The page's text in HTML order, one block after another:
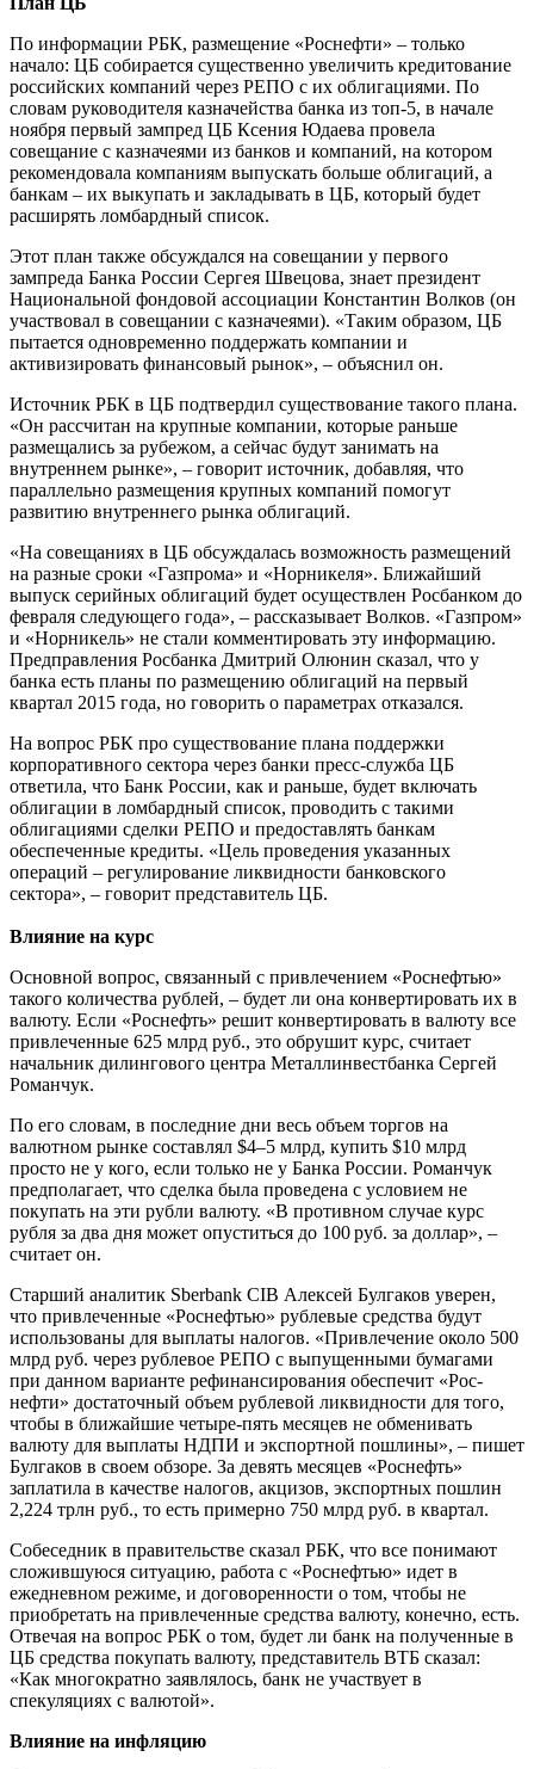
По информации РБК, размещение «Рос­нефти» – только
начало: ЦБ собирается существенно увеличить кредитование
российских компаний через РЕПО с их облигациями. По
словам руководителя казначейства банка из топ-5, в начале
ноября первый зампред ЦБ Ксения Юдаева провела
совещание с казначеями из банков и компаний, на котором
рекомендовала компаниям выпускать больше облигаций, а
банкам – их выкупать и закладывать в ЦБ, который будет
расширять ломбардный список.
Этот план также обсуждался на совещании у первого
зампреда Банка России Сергея Швецова, знает президент
Национальной фондовой ассоциации Константин Волков (он
участвовал в совещании с казначеями). «Таким образом, ЦБ
пытается одновременно поддержать компании и
активизировать финансовый рынок», – объяснил он.
Источник РБК в ЦБ подтвердил существование такого плана.
«Он рассчитан на крупные компании, которые раньше
размещались за рубежом, а сейчас будут занимать на
внутреннем рынке», – говорит источник, добавляя, что
параллельно размещения крупных компаний помогут
развитию внутреннего рынка облигаций.
«На совещаниях в ЦБ обсуждалась возможность размещений
на разные сроки «Газпрома» и «Норникеля». Ближайший
выпуск серийных облигаций будет осуществлен Росбанком до
февраля следующего года», – рассказывает Волков. «Газпром»
и «Норникель» не стали комментировать эту информацию.
Предправления Росбанка Дмитрий Олюнин сказал, что у
банка есть планы по размещению облигаций на первый
квартал 2015 года, но говорить о параметрах отказался.
На вопрос РБК про существование плана поддержки
корпоративного сектора через банки пресс-служба ЦБ
ответила, что Банк России, как и раньше, будет включать
облигации в ломбардный список, проводить с такими
облигациями сделки РЕПО и предоставлять банкам
обеспеченные кредиты. «Цель проведения указанных
операций – регулирование ликвидности банковского
сектора», – говорит представитель ЦБ.
Влияние на курс
Основной вопрос, связанный с привлечением «Роснефтью»
такого количества рублей, – будет ли она конвертировать их в
валюту. Если «Роснефть» решит конвертировать в валюту все
привлеченные 625 млрд руб., это обрушит курс, считает
начальник дилингового центра Металлинвестбанка Сергей
Романчук.
По его словам, в последние дни весь объем торгов на
валютном рынке составлял $4–5 млрд, купить $10 млрд
просто не у кого, если только не у Банка России. Романчук
предполагает, что сделка была проведена с условием не
покупать на эти рубли валюту. «В противном случае курс
рубля за два дня может опуститься до 100 руб. за доллар», –
считает он.
Старший аналитик Sberbank CIB Алексей Булгаков уверен,
что привлеченные «Роснефтью» рублевые средства будут
использованы для выплаты налогов. «Привлечение около 500
млрд руб. через рублевое РЕПО с выпущенными бумагами
при данном варианте рефинансирования обеспечит «Рос­
нефти» достаточный объем рублевой ликвидности для того,
чтобы в ближайшие четыре-пять месяцев не обменивать
валюту для выплаты НДПИ и экспортной пошлины», – пишет
Булгаков в своем обзоре. За девять месяцев «Рос­нефть»
заплатила в качестве налогов, акцизов, экспортных пошлин
2,224 трлн руб., то есть примерно 750 млрд руб. в квартал.
Собеседник в правительстве сказал РБК, что все понимают
сложившуюся ситуацию, работа с «Роснефтью» идет в
ежедневном режиме, и договоренности о том, чтобы не
приобретать на привлеченные средства валюту, конечно, есть.
Отвечая на вопрос РБК о том, будет ли банк на полученные в
ЦБ средства покупать валюту, представитель ВТБ сказал:
«Как многократно заявлялось, банк не участвует в
спекуляциях с валютой».
Влияние на инфляцию